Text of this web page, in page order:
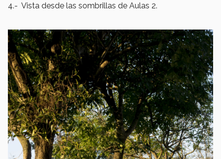
4.- Vista desde las sombrillas de Aulas 2.